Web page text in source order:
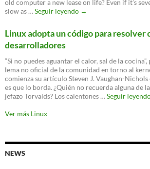
Linux
old computer a new lease on life? Even if it’s
slow as …Seguir leyendo How
a
for
your
old
PC
→
Linux adopta un código para
desarrolladores
“Si no puedes aguantar el calor, sal de la
lema no oficial de la comunidad en torno al
comienza su artículo Steven J. Vaughan-
es que lo borda. ¿Quién no recuerda alguna de
jefazo Torvalds? Los calentones …Seguir
Ver más Linux
NEWS